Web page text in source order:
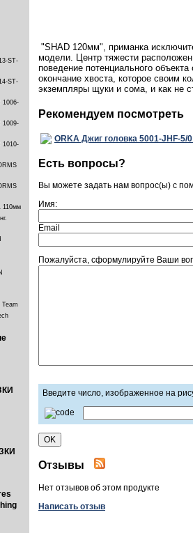
ST-
ST-
1006-
1009-
1010-
110мм
"SHAD 120мм", приманка
модели. Центр тяжести
поведение потенциального
окончание хвоста, которое своим
экземпляры щуки и сома, и как не
Рекомендуем посмотреть
ORKA Джиг головка 5001-JHF-5/
Есть вопросы?
Вы можете задать нам вопрос(ы) с
Имя:
Email
Пожалуйста, сформулируйте Ваши
Введите число, изображенное на
Отзывы
Нет отзывов об этом продукте
Написать отзыв